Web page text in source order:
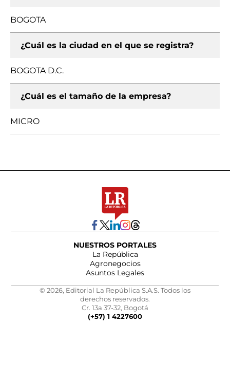
BOGOTA
¿Cuál es la ciudad en el que se registra?
BOGOTA D.C.
¿Cuál es el tamaño de la empresa?
MICRO
NUESTROS PORTALES
La República
Agronegocios
Asuntos Legales
© 2026, Editorial La República S.A.S. Todos los
derechos reservados.
Cr. 13a 37-32, Bogotá
(+57) 1 4227600